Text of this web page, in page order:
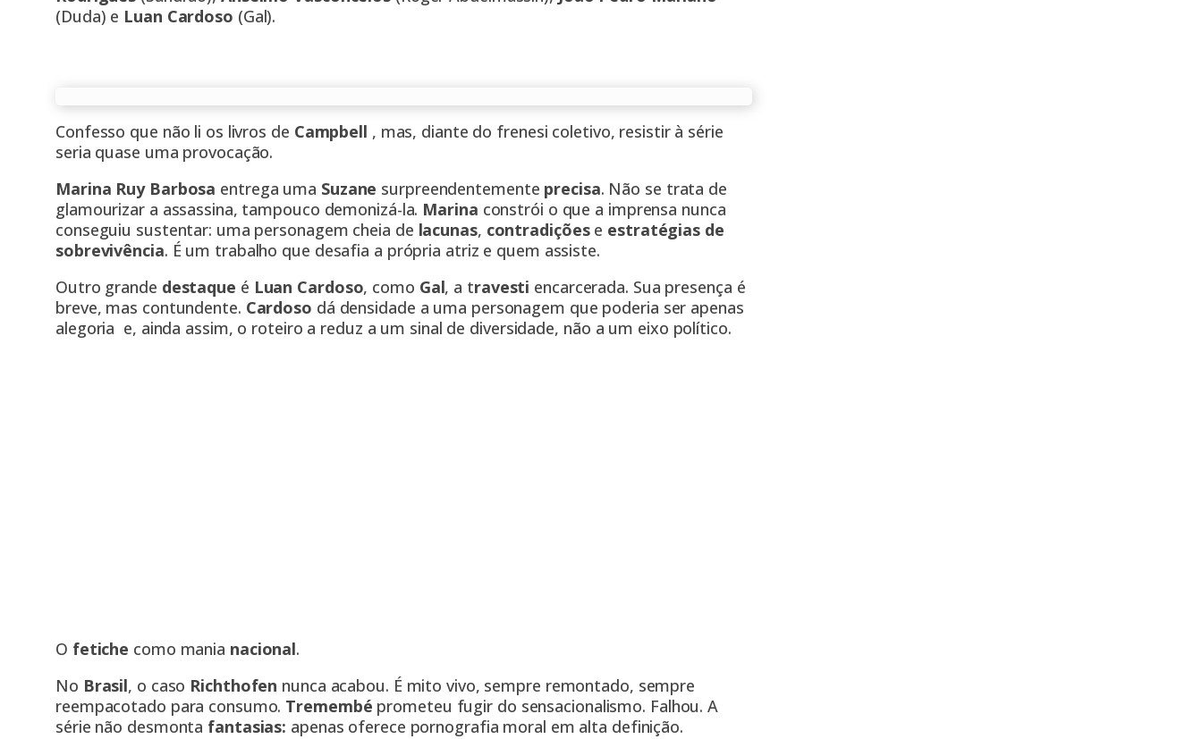
(Duda) e Luan Cardoso (Gal).
Confesso que não li os livros de Campbell , mas, diante do frenesi coletivo, resistir à série
seria quase uma provocação.
Marina Ruy Barbosa entrega uma Suzane surpreendentemente precisa. Não se trata de
glamourizar a assassina, tampouco demonizá-la. Marina constrói o que a imprensa nunca
conseguiu sustentar: uma personagem cheia de lacunas, contradiçõese estratégias de
sobrevivência. É um trabalho que desafia a própria atriz e quem assiste.
Outro grande destaque é Luan Cardoso, como Gal, a travesti encarcerada. Sua presença é
breve, mas contundente. Cardoso dá densidade a uma personagem que poderia ser apenas
alegoria e, ainda assim, o roteiro a reduz a um sinal de diversidade, não a um eixo político.
O fetiche como mania nacional.
No Brasil, o caso Richthofen nunca acabou. É mito vivo, sempre remontado, sempre
reempacotado para consumo. Tremembé prometeu fugir do sensacionalismo. Falhou. A
série não desmonta fantasias: apenas oferece pornografia moral em alta definição.